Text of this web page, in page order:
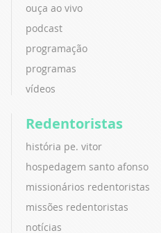
ouça ao vivo
podcast
programação
programas
vídeos
Redentoristas
história pe. vitor
hospedagem santo afonso
missionários redentoristas
missões redentoristas
notícias